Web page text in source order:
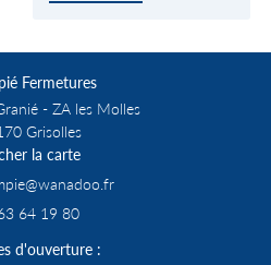
Fermetures
- ZA les Molles
Grisolles
la carte
64 19 80
d'ouverture :